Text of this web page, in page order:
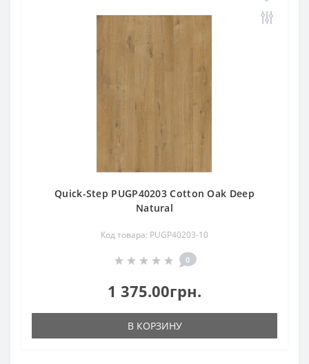
Quick-Step PUGP40203 Cotton Oak Deep
Natural
Код товара: PUGP40203-10
0
1 375.00грн.
В КОРЗИНУ